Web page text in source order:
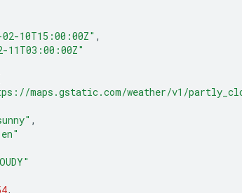
10T15:00:00Z" ,
11T03:00:00Z"
maps.gstatic.com/weather/v1/
,
,